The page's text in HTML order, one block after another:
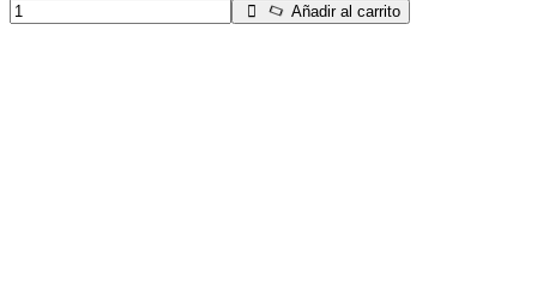
Añadir al carrito